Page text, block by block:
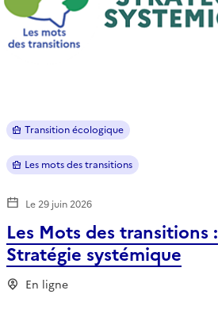
Les Mots des transitions :
Stratégie systémique
En ligne
Transition écologique
Les mots des transitions
Le 29 juin 2026